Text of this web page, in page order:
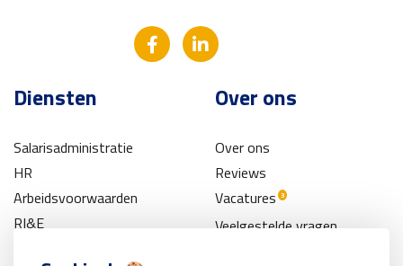
Diensten
Salarisadministratie
HR
Arbeidsvoorwaarden
RI&E
Over ons
Over ons
Reviews
Vacatures 3
Veelgestelde vragen